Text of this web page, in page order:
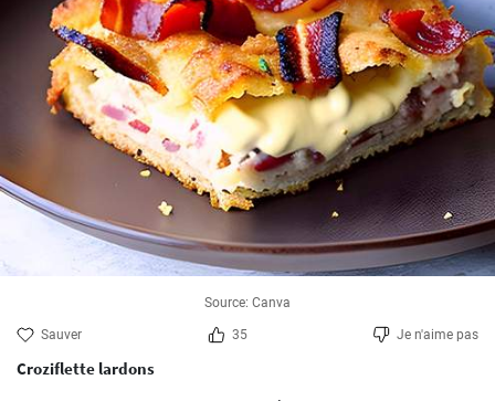
Source: Canva
Sauver 35 Je n'aime pas
Croziflette lardons